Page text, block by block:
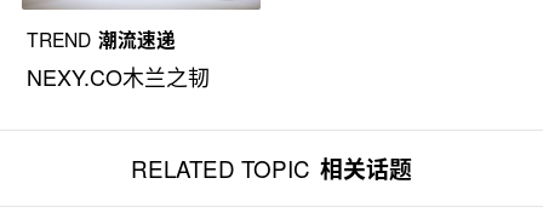
TREND 潮流速递
NEXY.CO木兰之韧
RELATED TOPIC 相关话题